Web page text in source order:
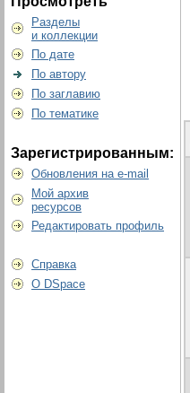
Разделы
и коллекции
По дате
По автору
По заглавию
По тематике
Зарегистрированным:
Обновления на e-mail
Мой архив
ресурсов
Редактировать профиль
Справка
О DSpace